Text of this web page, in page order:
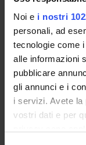
Noi e i nostri
personali, ad
tecnologie come
alle informazioni
pubblicare
gli annunci e i
i servizi. Avete
vostri dati e per
Visiting
Mobilità
Date